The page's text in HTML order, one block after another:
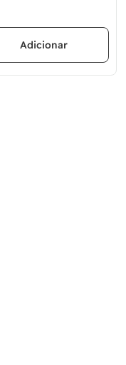
Adicionar